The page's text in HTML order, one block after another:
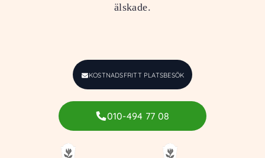
älskade.
KOSTNADSFRITT PLATSBESÖK
010-494 77 08